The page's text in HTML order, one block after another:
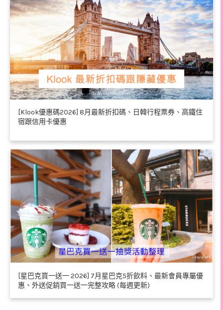
[Klook優惠碼2026] 8月最新折扣碼、日韓行程票券、高鐵住
宿跟信用卡優惠
[星巴克買一送一 2026] 7月星巴克5折飲料、最新會員專屬優
惠、外送促銷買一送一完整攻略 (每週更新)